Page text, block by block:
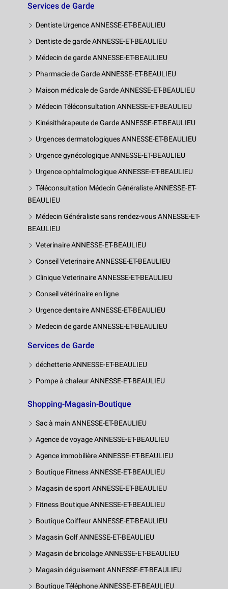
Services de Garde
Dentiste Urgence ANNESSE-ET-BEAULIEU
Dentiste de garde ANNESSE-ET-BEAULIEU
Médecin de garde ANNESSE-ET-BEAULIEU
Pharmacie de Garde ANNESSE-ET-BEAULIEU
Maison médicale de Garde ANNESSE-ET-BEAULIEU
Médecin Téléconsultation ANNESSE-ET-BEAULIEU
Kinésithérapeute de Garde ANNESSE-ET-BEAULIEU
Urgences dermatologiques ANNESSE-ET-BEAULIEU
Urgence gynécologique ANNESSE-ET-BEAULIEU
Urgence ophtalmologique ANNESSE-ET-BEAULIEU
Téléconsultation Médecin Généraliste ANNESSE-ET-
BEAULIEU
Médecin Généraliste sans rendez-vous ANNESSE-ET-
BEAULIEU
Veterinaire ANNESSE-ET-BEAULIEU
Conseil Veterinaire ANNESSE-ET-BEAULIEU
Clinique Veterinaire ANNESSE-ET-BEAULIEU
Conseil vétérinaire en ligne
Urgence dentaire ANNESSE-ET-BEAULIEU
Medecin de garde ANNESSE-ET-BEAULIEU
Services de Garde
déchetterie ANNESSE-ET-BEAULIEU
Pompe à chaleur ANNESSE-ET-BEAULIEU
Shopping-Magasin-Boutique
Sac à main ANNESSE-ET-BEAULIEU
Agence de voyage ANNESSE-ET-BEAULIEU
Agence immobilière ANNESSE-ET-BEAULIEU
Boutique Fitness ANNESSE-ET-BEAULIEU
Magasin de sport ANNESSE-ET-BEAULIEU
Fitness Boutique ANNESSE-ET-BEAULIEU
Boutique Coiffeur ANNESSE-ET-BEAULIEU
Magasin Golf ANNESSE-ET-BEAULIEU
Magasin de bricolage ANNESSE-ET-BEAULIEU
Magasin déguisement ANNESSE-ET-BEAULIEU
Boutique Téléphone ANNESSE-ET-BEAULIEU